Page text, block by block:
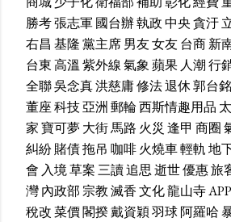
勝考張志軍國台辦執政中央貪汙
右昌 基隆黨主席男友女友台商新
台東高溫 紫外線氣象蘋果 人潮行
全聯吳念真洪慈庸修法退休郭台銘
董座科技亞洲郵輪西斯情趣用品
家寶可夢大街馬路 火災 逢甲 商圈
糾紛賭債拖吊 咖啡火燒車輕軌地
會 入境草案三讀追思逝世優惠旅
灣內政部宗教滅香文化龍山寺APP
稅改菜價閣揆戴資穎羽球阿羅哈